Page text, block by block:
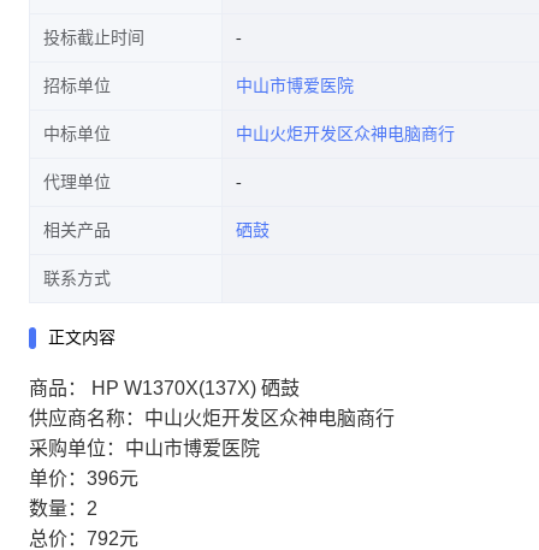
投标截止时间
招标单位 中山市博爱医院
中标单位 中山火炬开发区众神电脑商行
代理单位
相关产品 硒鼓
联系方式
正文内容
商品： HP W1370X(137X) 硒鼓
供应商名称：中山火炬开发区众神电脑商行
采购单位：中山市博爱医院
单价：396元
数量：2
总价：792元